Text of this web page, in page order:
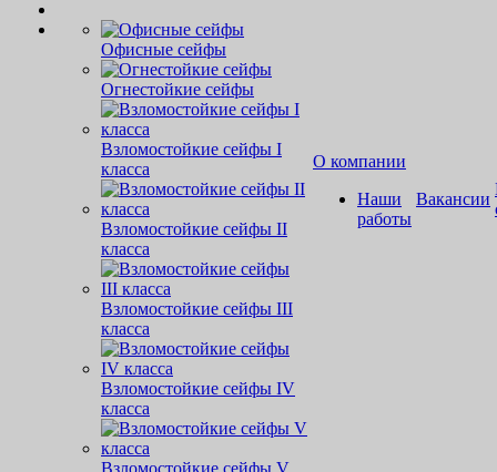
Офисные сейфы
Огнестойкие сейфы
Взломостойкие сейфы I
класса
Взломостойкие сейфы II
класса
Взломостойкие сейфы III
класса
Взломостойкие сейфы IV
класса
Взломостойкие сейфы V
О компании
Наши
работы
Вакансии